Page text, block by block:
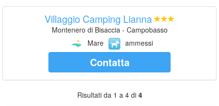
Villaggio Camping Lianna
Montenero di Bisaccia - Campobasso
Mare
ammessi
Contatta
Risultati da 1 a 4 di 4